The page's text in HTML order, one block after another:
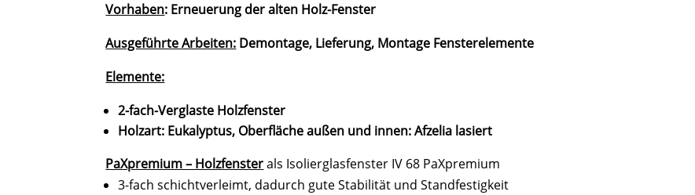
Vorhaben: Erneuerung der alten Holz-Fenster
Ausgeführte Arbeiten: Demontage, Lieferung, Montage Fensterelemente
Elemente:
2-fach-Verglaste Holzfenster
Holzart: Eukalyptus, Oberfläche außen und innen: Afzelia lasiert
PaXpremium – Holzfensterals Isolierglasfenster IV 68 PaXpremium
3-fach schichtverleimt, dadurch gute Stabilität und Standfestigkeit